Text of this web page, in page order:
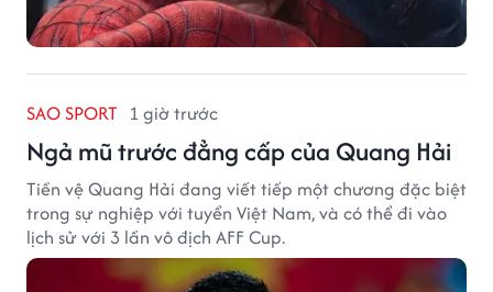
SAO SPORT 1 giờ trước
Ngả mũ trước đẳng cấp của Quang Hải
Tiền vệ Quang Hải đang viết tiếp một chương đặc biệt
trong sự nghiệp với tuyển Việt Nam, và có thể đi vào
lịch sử với 3 lần vô địch AFF Cup.